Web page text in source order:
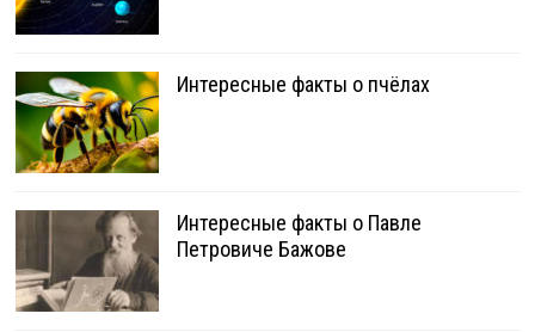
Интересные факты о пчёлах
Интересные факты о Павле
Петровиче Бажове